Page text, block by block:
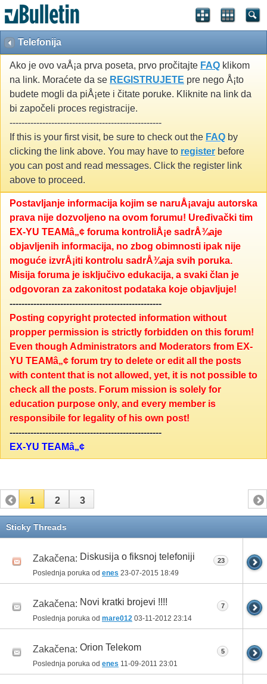
Telefonija
Ako je ovo vaÅ¡a prva poseta, prvo pročitajte FAQ klikom
na link. Moraćete da se REGISTRUJETE pre nego Å¡to
budete mogli da piÅ¡ete i čitate poruke. Kliknite na link da
bi započeli proces registracije.
---------------------------------------------------
If this is your first visit, be sure to check out the FAQ by
clicking the link above. You may have to register before
you can post and read messages. Click the register link
above to proceed.
Postavljanje informacija kojim se naruÅ¡avaju autorska
prava nije dozvoljeno na ovom forumu! Uređivački tim
EX-YU TEAMâ„¢ foruma kontroliÅ¡e sadrÅ¾aje
objavljenih informacija, no zbog obimnosti ipak nije
moguće izvrÅ¡iti kontrolu sadrÅ¾aja svih poruka.
Misija foruma je isključivo edukacija, a svaki član je
odgovoran za zakonitost podataka koje objavljuje!
---------------------------------------------------
Posting copyright protected information without
propper permission is strictly forbidden on this forum!
Even though Administrators and Moderators from EX-
YU TEAMâ„¢ forum try to delete or edit all the posts
with content that is not allowed, yet, it is not possible to
check all the posts. Forum mission is solely for
education purpose only, and every member is
responsibile for legality of his own post!
---------------------------------------------------
EX-YU TEAMâ„¢
1 2 3
Sticky Threads
Zakačena: Diskusija o fiksnoj telefoniji
Poslednja poruka od enes 23-07-2015 18:49
23
Zakačena: Novi kratki brojevi !!!!
Poslednja poruka od mare012 03-11-2012 23:14
7
Zakačena: Orion Telekom
Poslednja poruka od enes 11-09-2011 23:01
5